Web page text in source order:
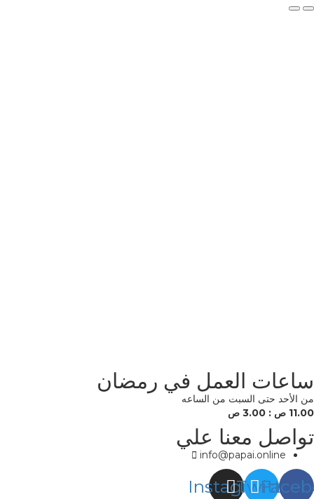
ساعات العمل في رمضان
من الأحد حتى السبت من الساعه
11.00 ص : 3.00 ص
تواصل معنا علي
info@papai.online
Twitter
Instagram